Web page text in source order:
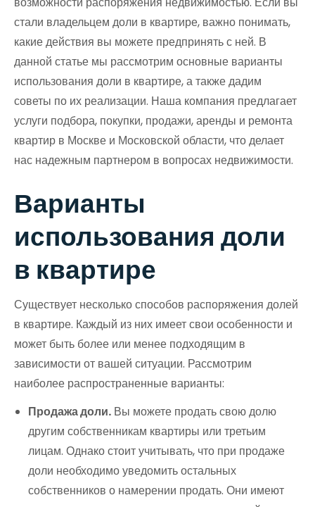
стали владельцем доли в квартире, важно понимать,
какие действия вы можете предпринять с ней. В
данной статье мы рассмотрим основные варианты
использования доли в квартире, а также дадим
советы по их реализации. Наша компания предлагает
услуги подбора, покупки, продажи, аренды и ремонта
квартир в Москве и Московской области, что делает
нас надежным партнером в вопросах недвижимости.
Варианты
использования доли
в квартире
Существует несколько способов распоряжения долей
в квартире. Каждый из них имеет свои особенности и
может быть более или менее подходящим в
зависимости от вашей ситуации. Рассмотрим
наиболее распространенные варианты:
Продажа доли. Вы можете продать свою долю
другим собственникам квартиры или третьим
лицам. Однако стоит учитывать, что при продаже
доли необходимо уведомить остальных
собственников о намерении продать. Они имеют